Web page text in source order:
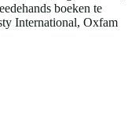
boeken te
International, Oxfam